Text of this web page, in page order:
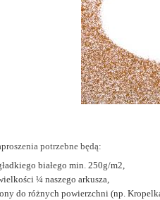
potrzebne będą:
białego min. 250g/m2,
¼ naszego arkusza,
do różnych powierzchni (np.